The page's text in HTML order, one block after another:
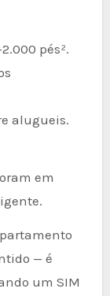
pés².
alugueis.
em
— é
um SIM